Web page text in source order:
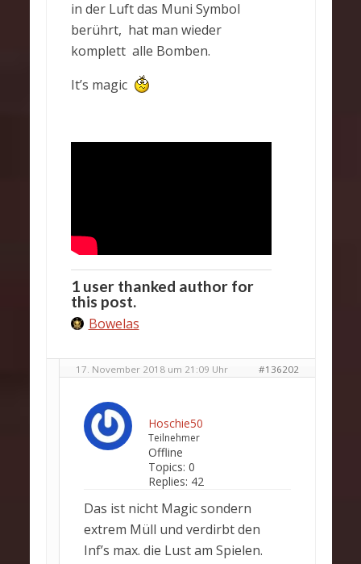
in der Luft das Muni Symbol
berührt, hat man wieder
komplett alle Bomben.
It’s magic
1 user thanked author for
this post.
Bowelas
17. November 2018 um 21:09 Uhr #136202
Hoschie50
Teilnehmer
Offline
Topics: 0
Replies: 42
Das ist nicht Magic sondern
extrem Müll und verdirbt den
Inf’s max. die Lust am Spielen.